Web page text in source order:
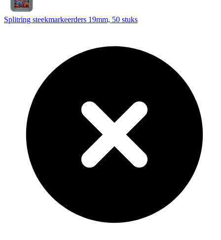
Splitring steekmarkeerders 19mm, 50 stuks